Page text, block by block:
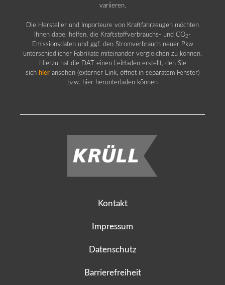
variieren.
Die Hersteller und Importeure von Kraftfahrzeugen möchten
Ihnen dabei helfen, die Kraftstoffverbrauchs- und CO2 -
Emissionsdaten und ggf. den Stromverbrauch neuer Pkw
unterschiedlicher Fabrikate miteinander vergleichen zu können.
Hierzu hat die DAT einen Leitfaden erstellt, den Sie
sich hier ansehen (externer Link, öffnet in separatem Fenster)
bzw. hier herunterladen können
Kontakt
Impressum
Datenschutz
Barrierefreiheit